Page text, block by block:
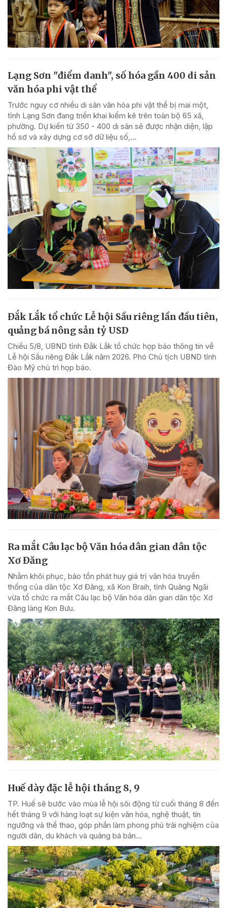
Lạng Sơn "điểm danh", số hóa gần 400 di sản
văn hóa phi vật thể
Trước nguy cơ nhiều di sản văn hóa phi vật thể bị mai một,
tỉnh Lạng Sơn đang triển khai kiểm kê trên toàn bộ 65 xã,
phường. Dự kiến từ 350 - 400 di sản sẽ được nhận diện, lập
hồ sơ và xây dựng cơ sở dữ liệu số,...
Đắk Lắk tổ chức Lễ hội Sầu riêng lần đầu tiên,
quảng bá nông sản tỷ USD
Chiều 5/8, UBND tỉnh Đắk Lắk tổ chức họp báo thông tin về
Lễ hội Sầu riêng Đắk Lắk năm 2026. Phó Chủ tịch UBND tỉnh
Đào Mỹ chủ trì họp báo.
Ra mắt Câu lạc bộ Văn hóa dân gian dân tộc
Xơ Đăng
Nhằm khôi phục, bảo tồn phát huy giá trị văn hóa truyền
thống của dân tộc Xơ Đăng, xã Kon Braih, tỉnh Quảng Ngãi
vừa tổ chức ra mắt Câu lạc bộ Văn hóa dân gian dân tộc Xơ
Đăng làng Kon Bưu.
Huế dày đặc lễ hội tháng 8, 9
TP. Huế sẽ bước vào mùa lễ hội sôi động từ cuối tháng 8 đến
hết tháng 9 với hàng loạt sự kiện văn hóa, nghệ thuật, tín
ngưỡng và thể thao, góp phần làm phong phú trải nghiệm của
người dân, du khách và quảng bá bản...